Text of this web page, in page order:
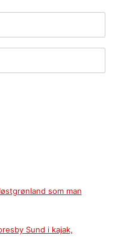
som man
Sund i kajak,